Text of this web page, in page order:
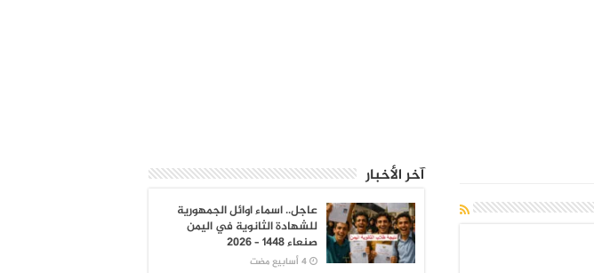
آخر الأخبار
عاجل.. اسماء اوائل الجمهورية
للشهادة الثانوية في اليمن
صنعاء 1448 – 2026